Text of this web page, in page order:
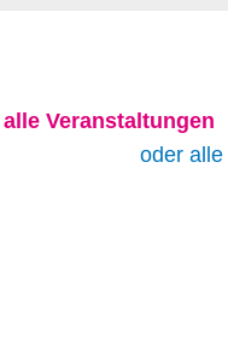
alle Veranstaltungen
oder alle